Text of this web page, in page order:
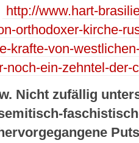
http://www.hart-
orthodoxer-kirche-
krafte-von-
noch-ein-zehntel-der-
Nicht zufällig